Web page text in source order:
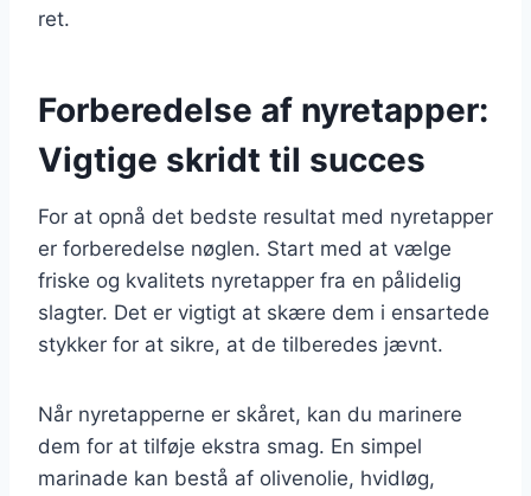
ret.
Forberedelse af nyretapper:
Vigtige skridt til succes
For at opnå det bedste resultat med nyretapper
er forberedelse nøglen. Start med at vælge
friske og kvalitets nyretapper fra en pålidelig
slagter. Det er vigtigt at skære dem i ensartede
stykker for at sikre, at de tilberedes jævnt.
Når nyretapperne er skåret, kan du marinere
dem for at tilføje ekstra smag. En simpel
marinade kan bestå af olivenolie, hvidløg,